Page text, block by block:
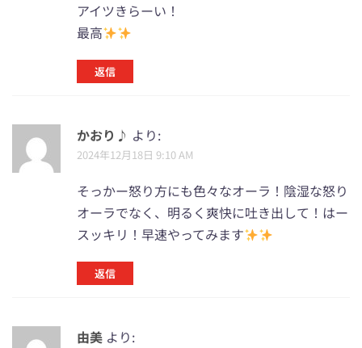
アイツきらーい！
最高
返信
かおり♪ より:
2024年12月18日 9:10 AM
そっかー怒り方にも色々なオーラ！陰湿な怒り
オーラでなく、明るく爽快に吐き出して！はー
スッキリ！早速やってみます
返信
由美 より: